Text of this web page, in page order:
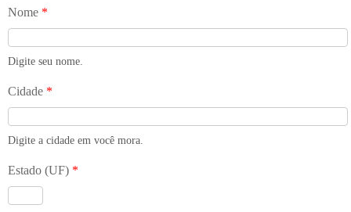
Nome *
Digite seu nome.
Cidade *
Digite a cidade em você mora.
Estado (UF) *